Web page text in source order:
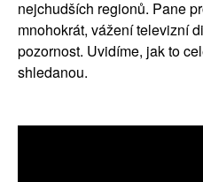
nejchudších regionů. Pane
mnohokrát, vážení televizní
pozornost. Uvidíme, jak to
shledanou.